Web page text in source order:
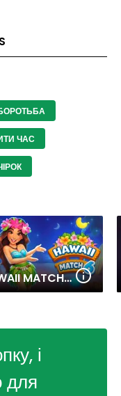
ЧАС
HAWAII MATCH 6
і
для